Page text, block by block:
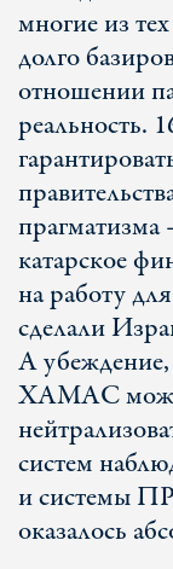
многие из
долго
отношении
реальность.
катарское
на работу
сделали
А убеждение,
ХАМАС
систем
и системы
оказалось